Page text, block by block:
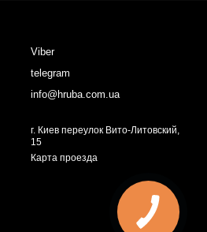
Viber
telegram
info@hruba.com.ua
г. Киев переулок Вито-Литовский,
15
Карта проезда